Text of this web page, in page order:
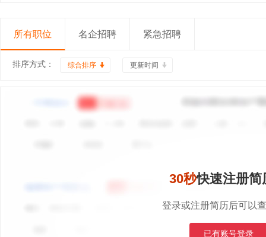
所有职位 名企招聘 紧急招聘
排序方式： 综合排序 更新时间
30秒快速注册简
登录或注册简历后可以
已有账号登录